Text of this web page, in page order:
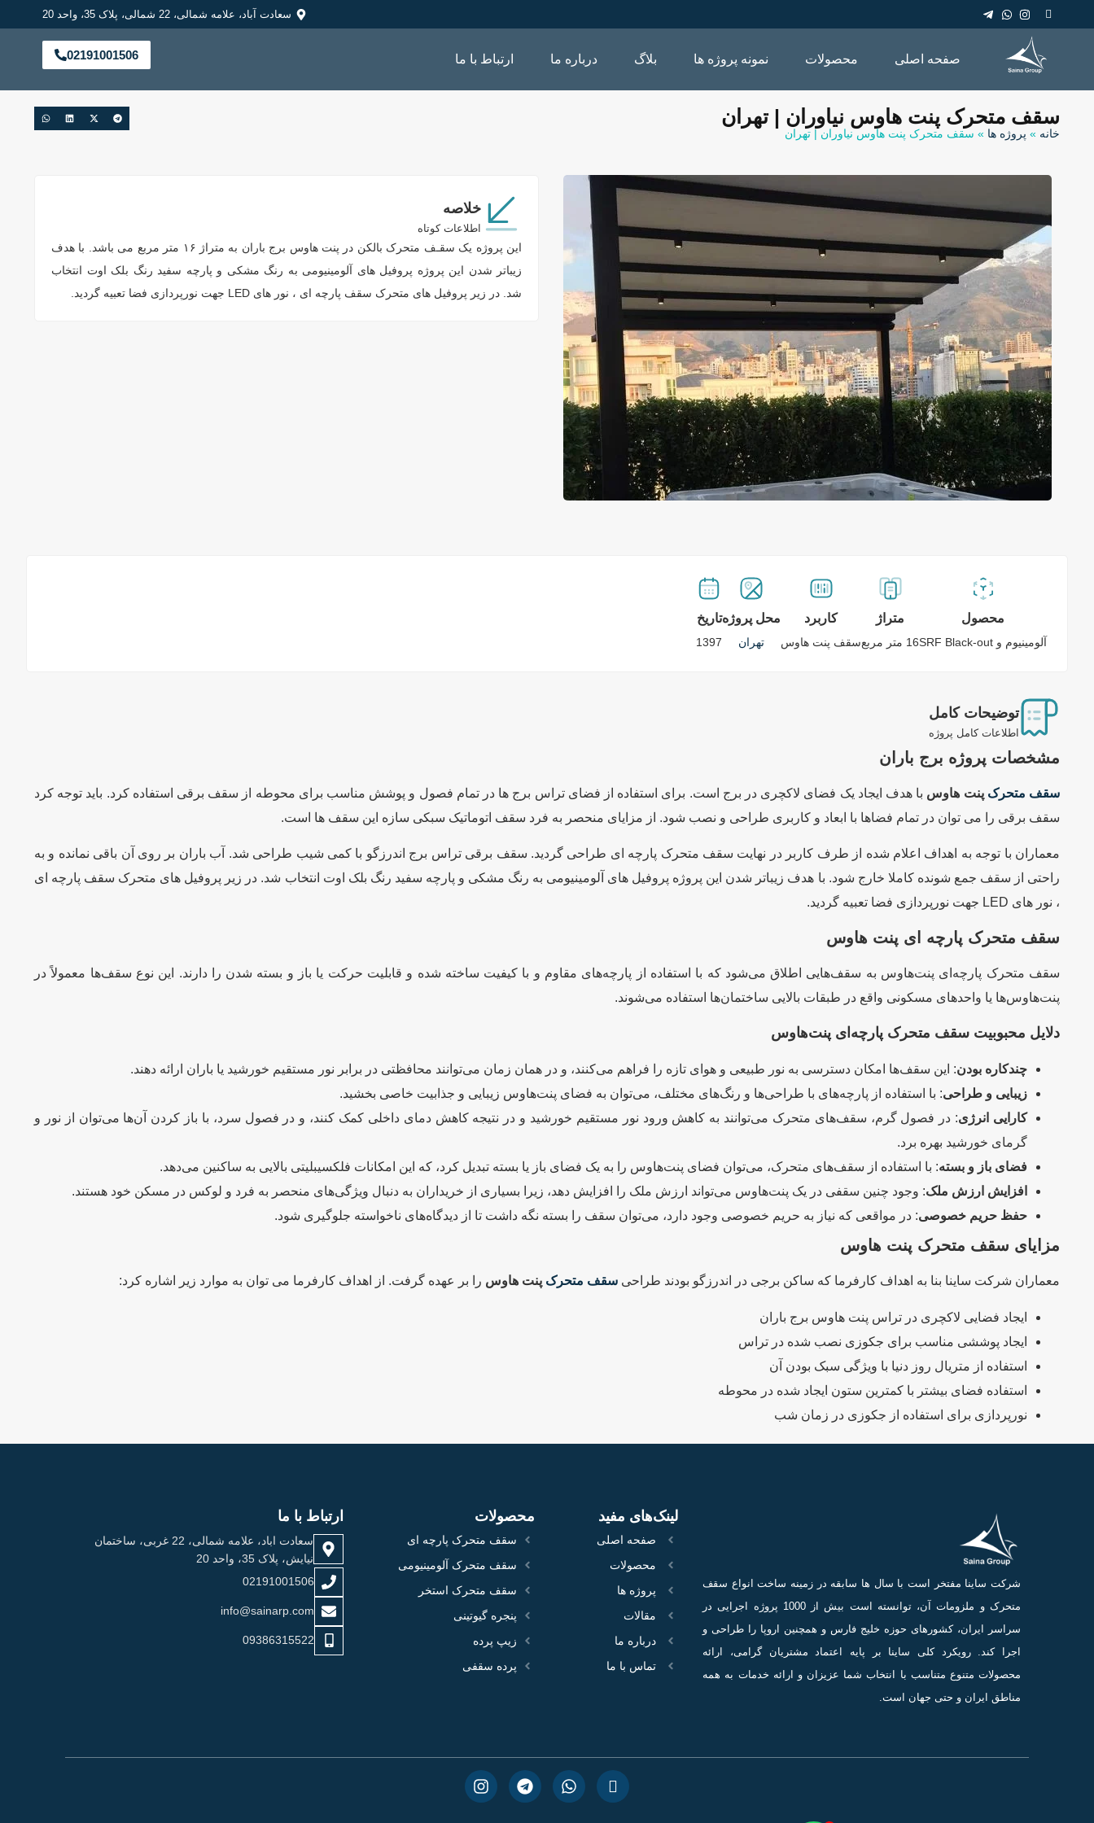
سعادت آباد، علامه شمالی، 22 شمالی، پلاک 35، واحد 20
صفحه اصلی محصولات نمونه پروژه ها بلاگ درباره ما ارتباط با ما 02191001506
سقف متحرک پنت هاوس نیاوران | تهران
خانه » پروژه ها » سقف متحرک پنت هاوس نیاوران | تهران
خلاصه
اطلاعات کوتاه
این پروژه یک سقـف متحرک بالکن در پنت هاوس برج باران به متراژ ۱۶ متر مربع می باشد. با هدف
زیباتر شدن این پروژه پروفیل های آلومینیومی به رنگ مشکی و پارچه سفید رنگ بلک اوت انتخاب
شد. در زیر پروفیل های متحرک سقف پارچه ای ، نور های LED جهت نورپردازی فضا تعبیه گردید.
محصول
آلومینیوم و SRF Black-out
متراژ
16 متر مربع
کاربرد
سقف پنت هاوس
محل پروژه
تهران
تاریخ
1397
توضیحات کامل
اطلاعات کامل پروژه
مشخصات پروژه برج باران
سقف متحرک پنت هاوس با هدف ایجاد یک فضای لاکچری در برج است. برای استفاده از فضای تراس برج ها در تمام فصول و پوشش مناسب برای محوطه از سقف برقی استفاده کرد. باید توجه کرد
سقف برقی را می توان در تمام فضاها با ابعاد و کاربری طراحی و نصب شود. از مزایای منحصر به فرد سقف اتوماتیک سبکی سازه این سقف ها است.
معماران با توجه به اهداف اعلام شده از طرف کاربر در نهایت سقف متحرک پارچه ای طراحی گردید. سقف برقی تراس برج اندرزگو با کمی شیب طراحی شد. آب باران بر روی آن باقی نمانده و به
راحتی از سقف جمع شونده کاملا خارج شود. با هدف زیباتر شدن این پروژه پروفیل های آلومینیومی به رنگ مشکی و پارچه سفید رنگ بلک اوت انتخاب شد. در زیر پروفیل های متحرک سقف پارچه ای
، نور های LED جهت نورپردازی فضا تعبیه گردید.
سقف متحرک پارچه ای پنت هاوس
سقف متحرک پارچه‌ای پنت‌هاوس به سقف‌هایی اطلاق می‌شود که با استفاده از پارچه‌های مقاوم و با کیفیت ساخته شده و قابلیت حرکت یا باز و بسته شدن را دارند. این نوع سقف‌ها معمولاً در
پنت‌هاوس‌ها یا واحدهای مسکونی واقع در طبقات بالایی ساختمان‌ها استفاده می‌شوند.
دلایل محبوبیت سقف متحرک پارچه‌ای پنت‌هاوس
چندکاره بودن: این سقف‌ها امکان دسترسی به نور طبیعی و هوای تازه را فراهم می‌کنند، و در همان زمان می‌توانند محافظتی در برابر نور مستقیم خورشید یا باران ارائه دهند.
زیبایی و طراحی: با استفاده از پارچه‌های با طراحی‌ها و رنگ‌های مختلف، می‌توان به فضای پنت‌هاوس زیبایی و جذابیت خاصی بخشید.
کارایی انرژی: در فصول گرم، سقف‌های متحرک می‌توانند به کاهش ورود نور مستقیم خورشید و در نتیجه کاهش دمای داخلی کمک کنند، و در فصول سرد، با باز کردن آن‌ها می‌توان از نور و
گرمای خورشید بهره برد.
فضای باز و بسته: با استفاده از سقف‌های متحرک، می‌توان فضای پنت‌هاوس را به یک فضای باز یا بسته تبدیل کرد، که این امکانات فلکسیبلیتی بالایی به ساکنین می‌دهد.
افزایش ارزش ملک: وجود چنین سقفی در یک پنت‌هاوس می‌تواند ارزش ملک را افزایش دهد، زیرا بسیاری از خریداران به دنبال ویژگی‌های منحصر به فرد و لوکس در مسکن خود هستند.
حفظ حریم خصوصی: در مواقعی که نیاز به حریم خصوصی وجود دارد، می‌توان سقف را بسته نگه داشت تا از دیدگاه‌های ناخواسته جلوگیری شود.
مزایای سقف متحرک پنت هاوس
معماران شرکت ساینا بنا به اهداف کارفرما که ساکن برجی در اندرزگو بودند طراحی سقف متحرک پنت هاوس را بر عهده گرفت. از اهداف کارفرما می توان به موارد زیر اشاره کرد:
ایجاد فضایی لاکچری در تراس پنت هاوس برج باران
ایجاد پوششی مناسب برای جکوزی نصب شده در تراس
استفاده از متریال روز دنیا با ویژگی سبک بودن آن
استفاده فضای بیشتر با کمترین ستون ایجاد شده در محوطه
نورپردازی برای استفاده از جکوزی در زمان شب
شرکت ساینا مفتخر است با سال ها سابقه در زمینه ساخت انواع سقف
متحرک و ملزومات آن، توانسته است بیش از 1000 پروژه اجرایی در
سراسر ایران، کشورهای حوزه خلیج فارس و همچنین اروپا را طراحی و
اجرا کند. رویکرد کلی ساینا بر پایه اعتماد مشتریان گرامی، ارائه
محصولات متنوع متناسب با انتخاب شما عزیزان و ارائه خدمات به همه
مناطق ایران و حتی جهان است.
لینک‌های مفید
صفحه اصلی
محصولات
پروژه‌ ها
مقالات
درباره ما
تماس با ما
محصولات
سقف متحرک پارچه ای
سقف متحرک آلومینیومی
سقف متحرک استخر
پنجره گیوتینی
زیپ پرده
پرده سقفی
ارتباط با ما
سعادت اباد، علامه شمالی، 22 غربی، ساختمان
نیایش، پلاک 35، واحد 20
02191001506
info@sainarp.com
09386315522